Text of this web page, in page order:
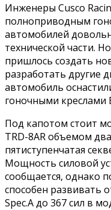
Инженеры Cusco
полноприводным
автомобилей
технической части.
пришлось создать
разработать другие
автомобиль
гоночными креслами
Под капотом стоит
TRD-8AR объемом
пятиступенчатая
Мощность силовой
сообщается, однако
способен развивать
Spec.A до 367 сил в